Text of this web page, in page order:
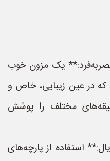
یک مزون خوب
که در عین زیبایی، خاص و
مختلف را پوشش
استفاده از پارچه‌های